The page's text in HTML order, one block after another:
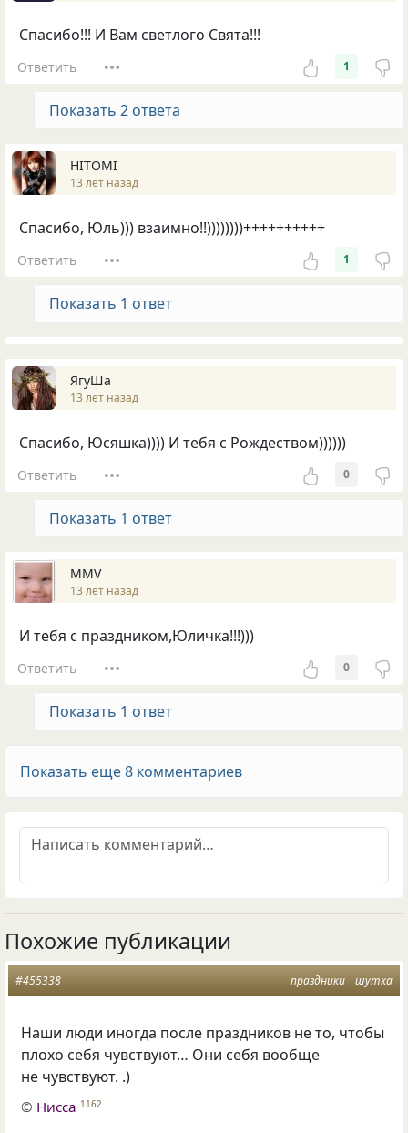
Спасибо!!! И Вам светлого Свята!!!
Ответить 1
Показать 2 ответа
HITOMI
13 лет назад
Спасибо, Юль))) взаимно!!))))))))++++++++++
Ответить 1
Показать 1 ответ
ЯгуШа
13 лет назад
Спасибо, Юсяшка)))) И тебя с Рождеством))))))
Ответить 0
Показать 1 ответ
MMV
13 лет назад
И тебя с праздником,Юличка!!!)))
Ответить 0
Показать 1 ответ
Показать еще 8 комментариев
Похожие публикации
праздники шутка
#455338
Наши люди иногда после праздников не то, чтобы
плохо себя чувствуют… Они себя вообще
не чувствуют. .)
© Нисса 1162